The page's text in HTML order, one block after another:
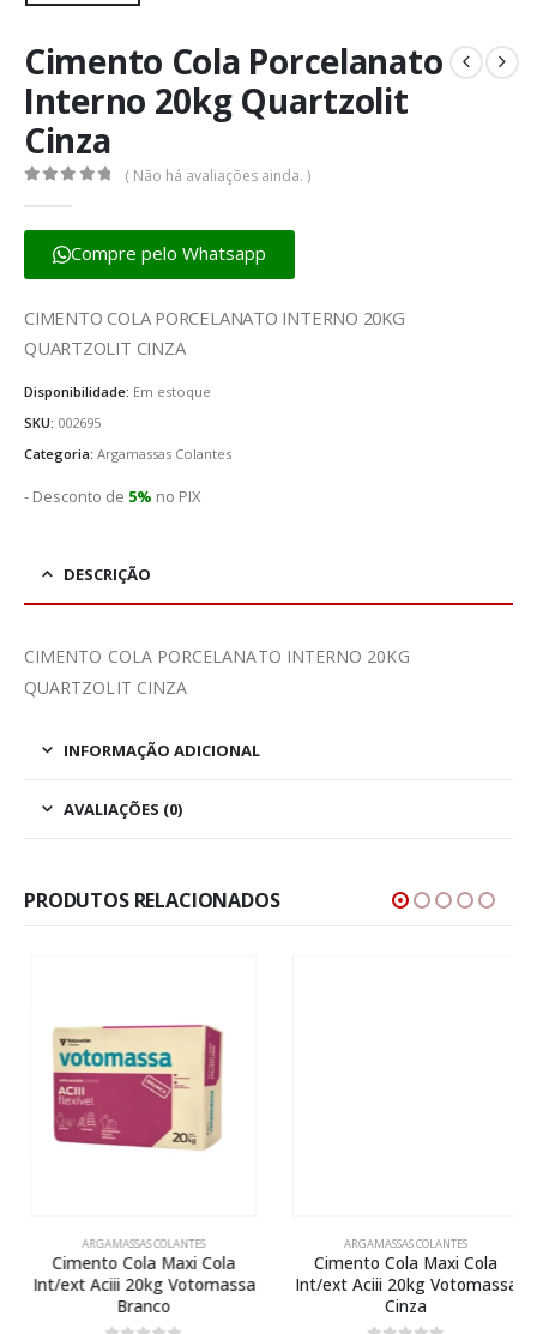
Cimento Cola Porcelanato
Interno 20kg Quartzolit
Cinza
( Não há avaliações ainda. )
Compre pelo Whatsapp
CIMENTO COLA PORCELANATO INTERNO 20KG
QUARTZOLIT CINZA
Disponibilidade: Em estoque
SKU: 002695
Categoria: Argamassas Colantes
- Desconto de 5% no PIX
DESCRIÇÃO
CIMENTO COLA PORCELANATO INTERNO 20KG
QUARTZOLIT CINZA
INFORMAÇÃO ADICIONAL
AVALIAÇÕES (0)
PRODUTOS RELACIONADOS
ARGAMASSAS COLANTES
Cimento Cola Maxi Cola
Int/ext Aciii 20kg Votomassa
Branco
ARGAMASSAS COLANTES
Cimento Cola Maxi Cola
Int/ext Aciii 20kg Votomassa
Cinza